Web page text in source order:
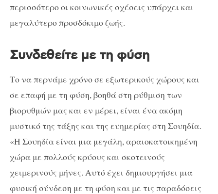
περισσότερο οι κοινωνικές σχέσεις υπάρχει και
μεγαλύτερο προσδόκιμο ζωής.
Συνδεθείτε με τη φύση
Το να περνάμε χρόνο σε εξωτερικούς χώρους και
σε επαφή με τη φύση, βοηθά στη ρύθμιση των
βιορυθμών μας και εν μέρει, είναι ένα ακόμη
μυστικό της τάξης και της ευημερίας στη Σουηδία.
«Η Σουηδία είναι μια μεγάλη, αραιοκατοικημένη
χώρα με πολλούς κρύους και σκοτεινούς
χειμερινούς μήνες. Αυτό έχει δημιουργήσει μια
φυσική σύνδεση με τη φύση και με τις παραδόσεις